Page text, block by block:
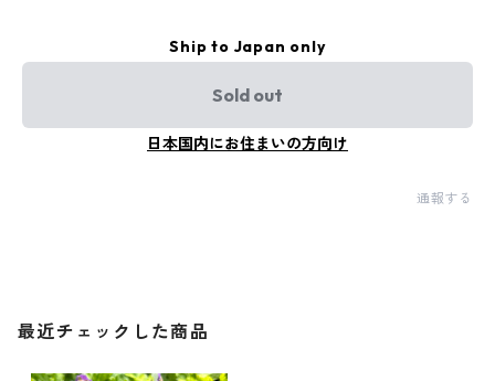
Ship to Japan only
Sold out
日本国内にお住まいの方向け
通報する
最近チェックした商品